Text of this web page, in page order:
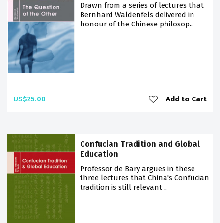
Drawn from a series of lectures that
Bernhard Waldenfels delivered in
honour of the Chinese philosop..
US$25.00 Add to Cart
Confucian Tradition and Global
Education
Professor de Bary argues in these
three lectures that China's Confucian
tradition is still relevant ..